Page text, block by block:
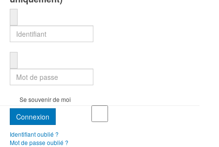
Se souvenir de moi
Connexion
Identifiant oublié ?
Mot de passe oublié ?